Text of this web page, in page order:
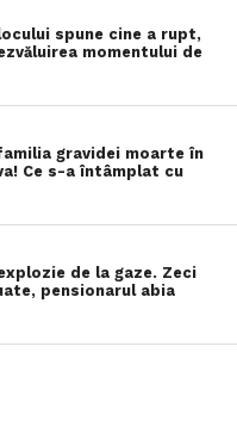
spune cine a rupt,
momentului de
gravidei moarte în
Ce s-a întâmplat cu
de la gaze. Zeci
pensionarul abia